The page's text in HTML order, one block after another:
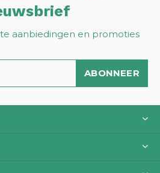
aanbiedingen en promoties
ABONNEER